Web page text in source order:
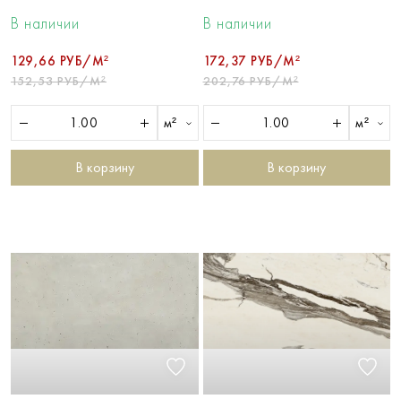
В наличии
129,66 РУБ/М²
152,53 РУБ/М²
м²
В корзину
В наличии
172,37 РУБ/М²
202,76 РУБ/М²
м²
В корзину